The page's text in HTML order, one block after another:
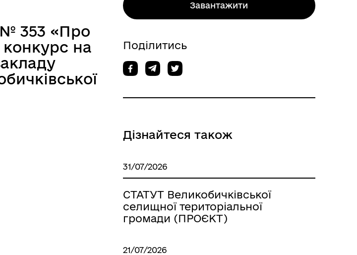
№ 353 «Про
на
Завантажити
Поділитись
Дізнайтеся також
31/07/2026
СТАТУТ Великобичківської
селищної територіальної
громади (ПРОЄКТ)
21/07/2026